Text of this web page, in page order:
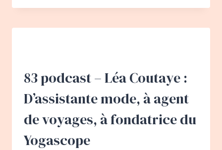
–
CALESTRÉMÉ
AUTEURE,
JOURNALISTE
83 podcast – Léa Coutaye :
D’assistante mode, à agent
de voyages, à fondatrice du
Yogascope